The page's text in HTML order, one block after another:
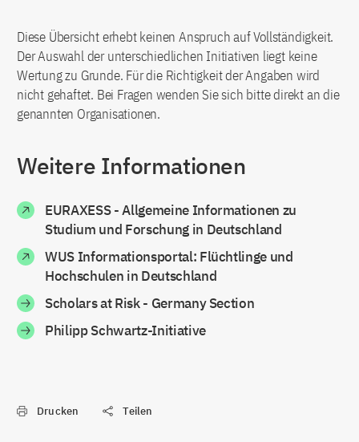
Diese Übersicht erhebt keinen Anspruch auf Vollständigkeit.
Der Auswahl der unterschiedlichen Initiativen liegt keine
Wertung zu Grunde. Für die Richtigkeit der Angaben wird
nicht gehaftet. Bei Fragen wenden Sie sich bitte direkt an die
genannten Organisationen.
Weitere Informationen
EURAXESS - Allgemeine Informationen zu
Studium und Forschung in Deutschland
WUS Informationsportal: Flüchtlinge und
Hochschulen in Deutschland
Scholars at Risk - Germany Section
Philipp Schwartz-Initiative
Drucken Teilen